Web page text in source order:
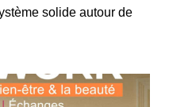
solide autour de